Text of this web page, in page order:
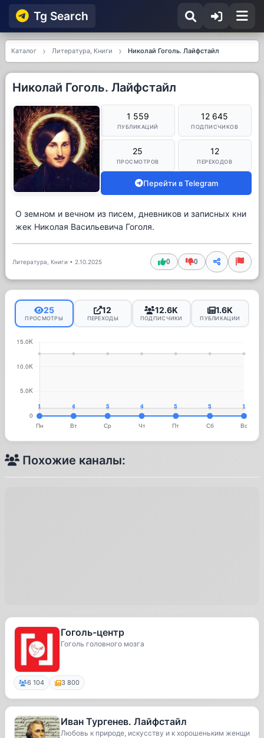
Tg Searсh
Каталог Литература, Книги Николай Гоголь. Лайфстайл
Николай Гоголь. Лайфстайл
1 559
ПУБЛИКАЦИЙ
12 645
ПОДПИСЧИКОВ
25
ПРОСМОТРОВ
12
ПЕРЕХОДОВ
Перейти в Telegram
О земном и вечном из писем, дневников и записных кни
жек Николая Васильевича Гоголя.
Литература, Книги • 2.10.2025 0 0
25
ПРОСМОТРЫ
12
ПЕРЕХОДЫ
12.6K
ПОДПИСЧИКИ
1.6K
ПУБЛИКАЦИИ
Похожие каналы:
Гоголь-центр
Гоголь головного мозга
6 104 3 800
Иван Тургенев. Лайфстайл
Любовь к природе, искусству и к хорошеньким женщи